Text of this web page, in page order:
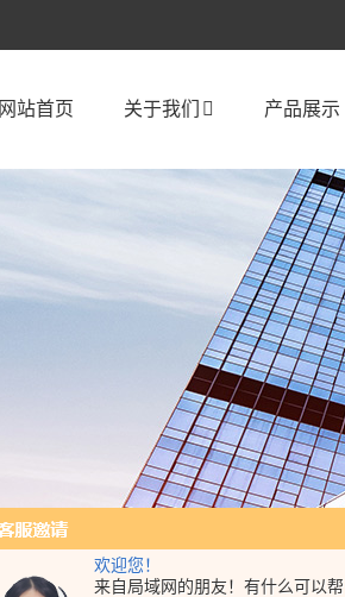
欢迎您！
来自局域网的朋友！有什么可以帮
网站首页 关于我们 产品展示